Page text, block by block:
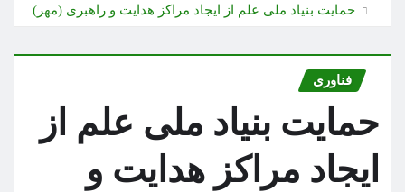
حمایت بنیاد ملی علم از ایجاد مراکز هدایت و راهبری (مهر)
فناوری
حمایت بنیاد ملی علم از
ایجاد مراکز هدایت و